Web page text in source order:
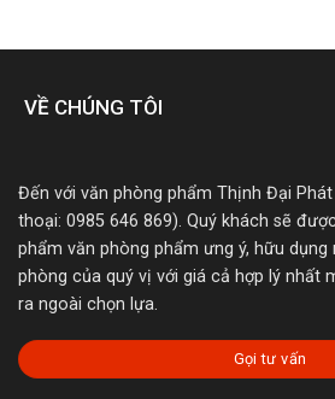
VỀ CHÚNG TÔI
Đến với văn phòng phẩm Thịnh Đại
thoại: 0985 646 869). Quý khách sẽ
phẩm văn phòng phẩm ưng ý, hữu
phòng của quý vị với giá cả hợp lý nhất
ra ngoài chọn lựa.
Gọi tư vấn